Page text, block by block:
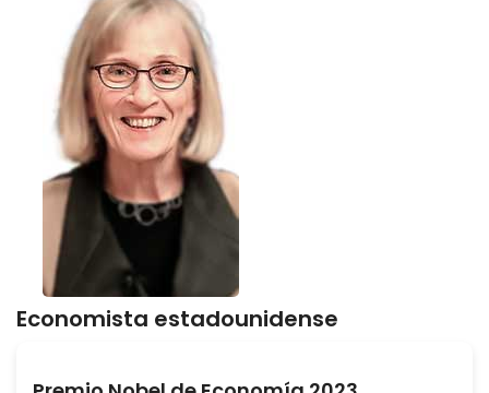
Economista estadounidense